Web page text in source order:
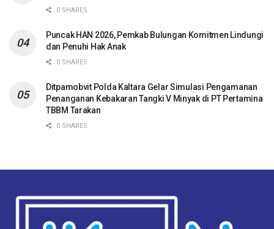
0 SHARES
Puncak HAN 2026, Pemkab Bulungan Komitmen Lindungi
dan Penuhi Hak Anak
0 SHARES
Ditpamobvit Polda Kaltara Gelar Simulasi Pengamanan
Penanganan Kebakaran Tangki V Minyak di PT Pertamina
TBBM Tarakan
0 SHARES